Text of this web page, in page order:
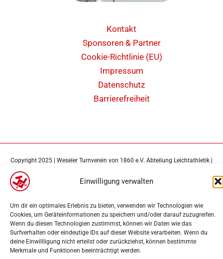
Einwilligung verwalten
Um dir ein optimales Erlebnis zu bieten, verwenden wir Technologien wie
Cookies, um Geräteinformationen zu speichern und/oder darauf zuzugreifen.
Wenn du diesen Technologien zustimmst, können wir Daten wie das
Surfverhalten oder eindeutige IDs auf dieser Website verarbeiten. Wenn du
deine Einwillligung nicht erteilst oder zurückziehst, können bestimmte
Merkmale und Funktionen beeinträchtigt werden.
Kontakt
Sponsoren & Partner
Cookie-Richtlinie (EU)
Impressum
Datenschutz
Barrierefreiheit
Copyright 2025 | Weseler Turnverein von 1860 e.V. Abteilung Leichtathletik |